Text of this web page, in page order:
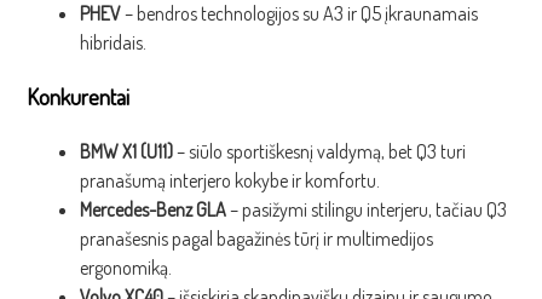
PHEV– bendros technologijos su A3 ir Q5 įkraunamais
hibridais.
Konkurentai
BMW X1 (U11)– siūlo sportiškesnį valdymą, bet Q3 turi
pranašumą interjero kokybe ir komfortu.
Mercedes-Benz GLA– pasižymi stilingu interjeru, tačiau Q3
pranašesnis pagal bagažinės tūrį ir multimedijos
ergonomiką.